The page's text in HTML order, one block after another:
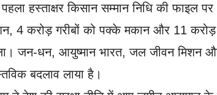
हस्ताक्षर किसान सम्मान निधि की फाइल
4 करोड़ गरीबों को पक्के मकान और 11
जन-धन, आयुष्मान भारत, जल जीवन मिशन
बदलाव लाया है।